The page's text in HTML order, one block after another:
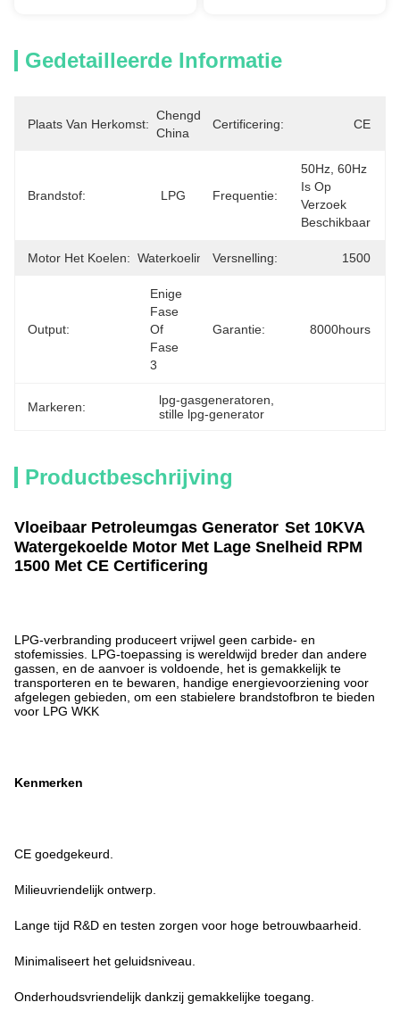
Gedetailleerde Informatie
Plaats Van Herkomst:
Chengdu,
China
Certificering: CE
Brandstof: LPG Frequentie:
50Hz, 60Hz
Is Op
Verzoek
Beschikbaar
Motor Het Koelen: Waterkoeling Versnelling: 1500
Output:
Enige
Fase
Of
Fase
3
Garantie: 8000hours
Markeren: lpg-gasgeneratoren
stille lpg-generator
Productbeschrijving
Vloeibaar Petroleumgas Generator Set 10KVA
Watergekoelde Motor Met Lage Snelheid RPM
1500 Met CE Certificering
LPG-verbranding produceert vrijwel geen carbide- en
stofemissies. LPG-toepassing is wereldwijd breder dan andere
gassen, en de aanvoer is voldoende, het is gemakkelijk te
transporteren en te bewaren, handige energievoorziening voor
afgelegen gebieden, om een stabielere brandstofbron te bieden
voor LPG WKK
Kenmerken
CE goedgekeurd.
Milieuvriendelijk ontwerp.
Lange tijd R&D en testen zorgen voor hoge betrouwbaarheid.
Minimaliseert het geluidsniveau.
Onderhoudsvriendelijk dankzij gemakkelijke toegang.